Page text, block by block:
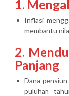
1.
Inflasi
membantu
2.
Panjang
Dana
puluhan